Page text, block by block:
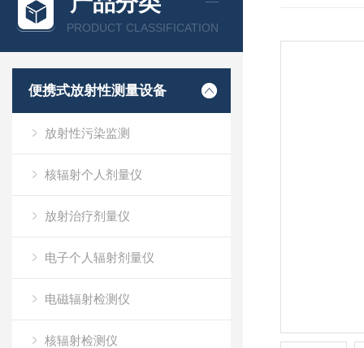
PRODUCT CLASSIFICATION
便携式放射性测量设备
放射性污染监测
核辐射个人剂量仪
放射治疗剂量仪
电子个人辐射剂量仪
电磁辐射检测仪
核辐射检测仪